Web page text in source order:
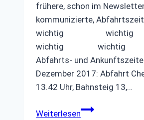
frühere, schon im
kommunizierte,
wichtig
wichtig wichtig
Abfahrts- und
Dezember 2017: Abfahrt
13.42 Uhr, Bahnsteig 13,…
WeiterlesenNewsletter